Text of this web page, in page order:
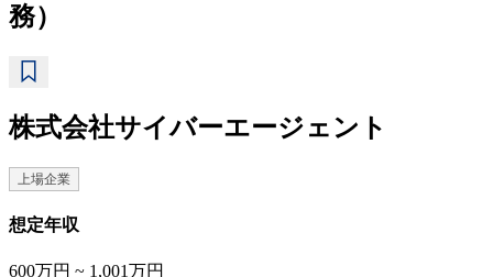
務）
株式会社サイバーエージェント
上場企業
想定年収
600万円 ~ 1,001万円